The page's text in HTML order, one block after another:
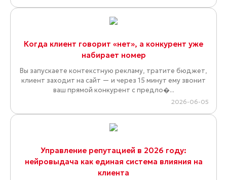
Когда клиент говорит «нет», а конкурент уже
набирает номер
Вы запускаете контекстную рекламу, тратите бюджет,
клиент заходит на сайт — и через 15 минут ему звонит
ваш прямой конкурент с предло�...
2026-06-05
Управление репутацией в 2026 году:
нейровыдача как единая система влияния на
клиента